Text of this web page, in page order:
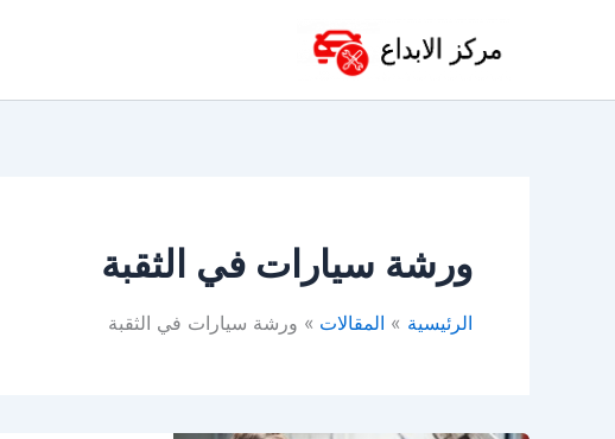
ورشة سيارات في الثقبة
الرئيسية المقالات ورشة سيارات في الثقبة